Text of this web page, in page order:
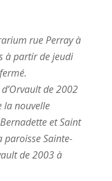
rue Perray à
à partir de jeudi
de 2002
la nouvelle
et Saint
paroisse Sainte-
de 2003 à